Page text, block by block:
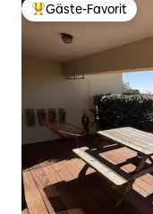
Beliebter Gäste-
Gäste-Favorit